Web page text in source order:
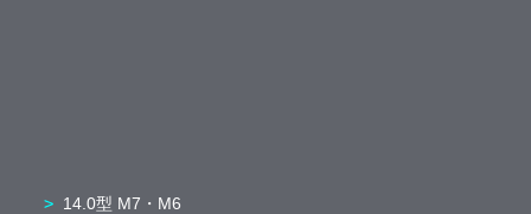
14.0型 M7・M6